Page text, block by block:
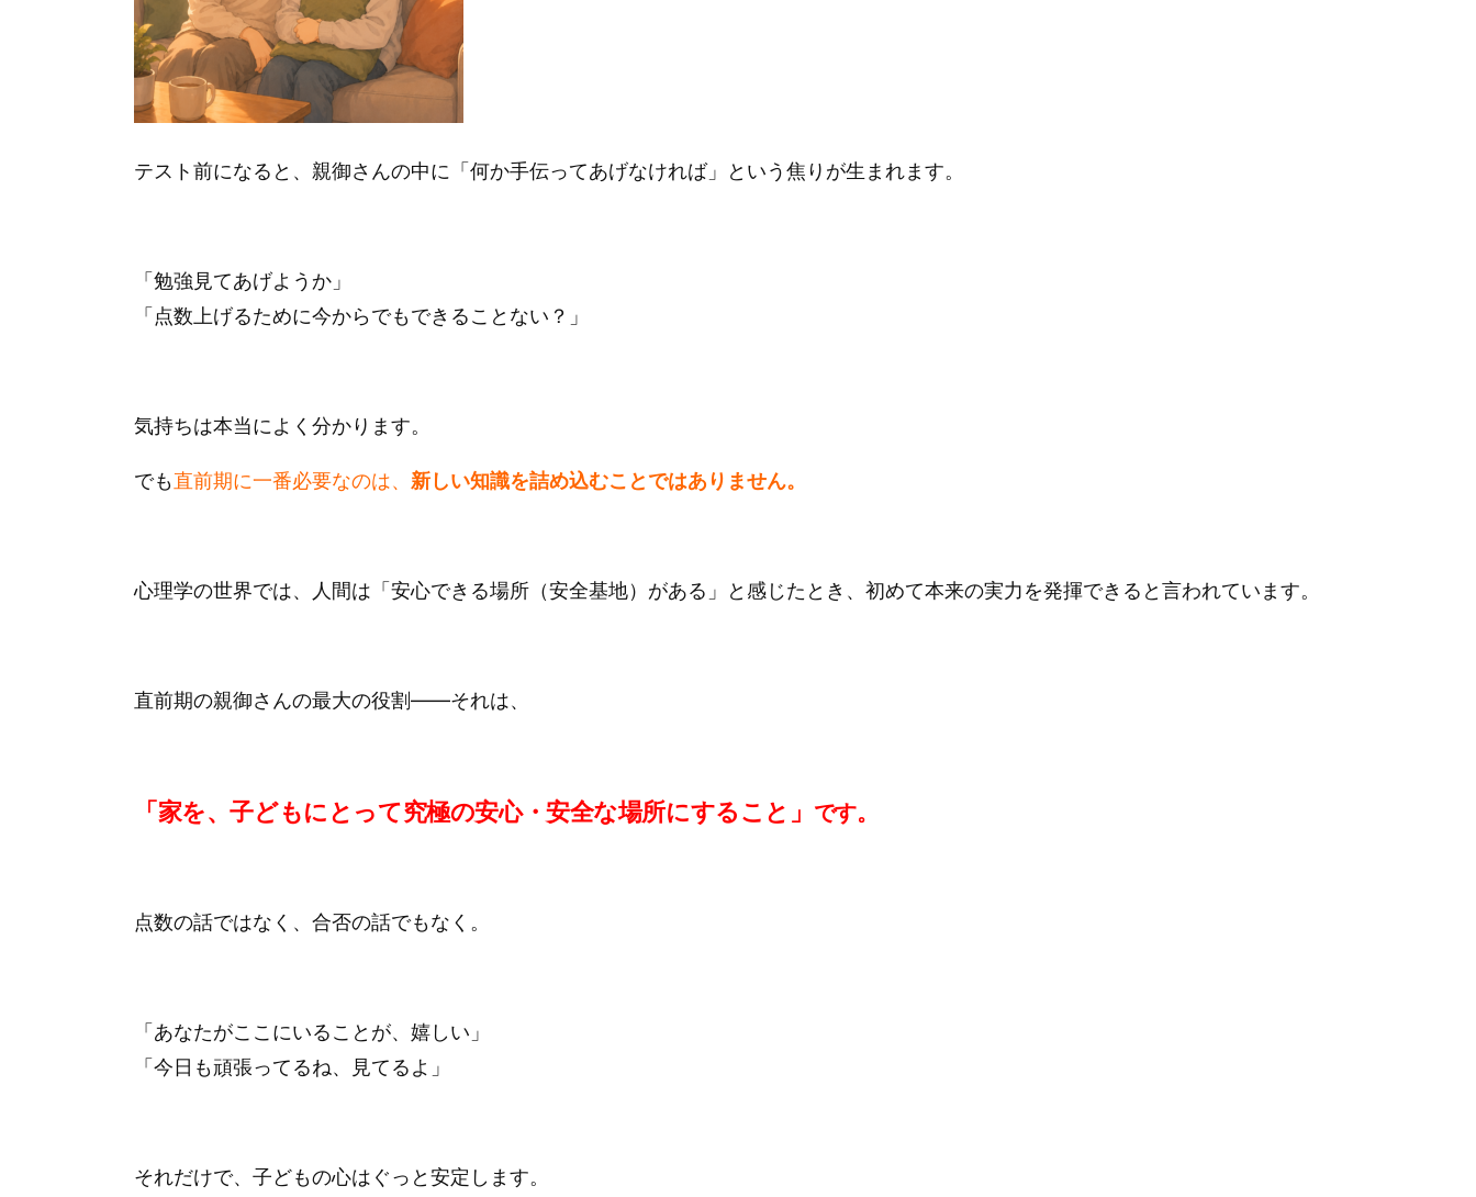
テスト前になると、親御さんの中に「何か手伝ってあげなければ」という焦りが生まれます。
「勉強見てあげようか」
「点数上げるために今からでもできることない？」
気持ちは本当によく分かります。
でも直前期に一番必要なのは、 新しい知識を詰め込むことではありません。
心理学の世界では、人間は「安心できる場所（安全基地）がある」と感じたとき、初めて本来の実力を発揮できると言われています。
直前期の親御さんの最大の役割——それは、
「家を、子どもにとって究極の安心・安全な場所にすること」 です。
点数の話ではなく、合否の話でもなく。
「あなたがここにいることが、嬉しい」
「今日も頑張ってるね、見てるよ」
それだけで、子どもの心はぐっと安定します。